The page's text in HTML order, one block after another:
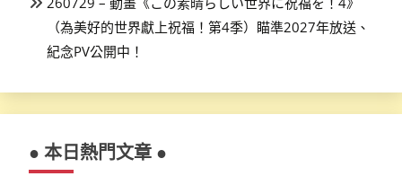
（為美好的世界獻上祝福！第4季）瞄準2027年放送、
紀念PV公開中！
● 本日熱門文章 ●